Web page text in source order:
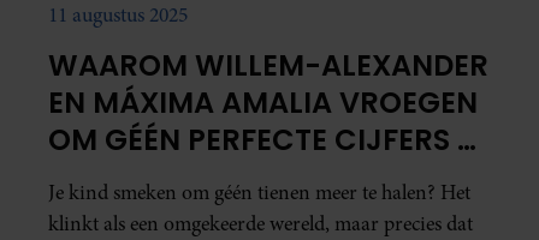
11 augustus 2025
WAAROM WILLEM-ALEXANDER
EN MÁXIMA AMALIA VROEGEN
OM GÉÉN PERFECTE CIJFERS TE
HALEN
Je kind smeken om géén tienen meer te halen? Het
klinkt als een omgekeerde wereld, maar precies dat